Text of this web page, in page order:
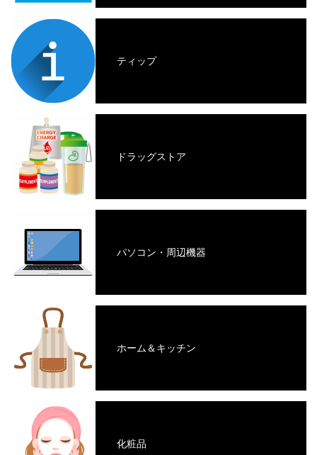
ティップ
ドラッグストア
パソコン・周辺機器
ホーム＆キッチン
化粧品